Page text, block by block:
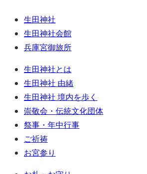
生田神社
生田神社会館
兵庫宮御旅所
生田神社とは
生田神社 由緒
生田神社 境内を歩く
崇敬会・伝統文化団体
祭事・年中行事
ご祈祷
お宮参り